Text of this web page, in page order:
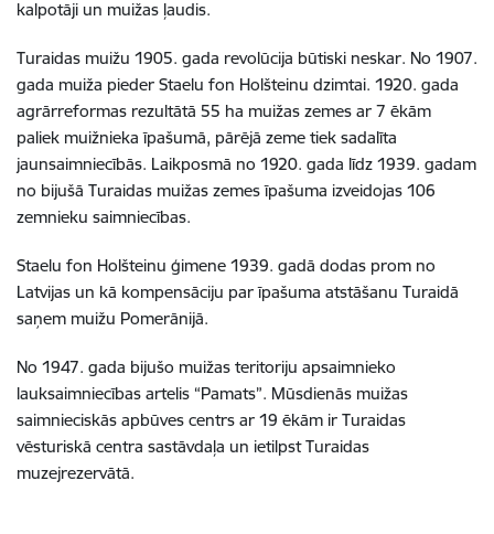
kalpotāji un muižas ļaudis.
Turaidas muižu 1905. gada revolūcija būtiski neskar. No 1907.
gada muiža pieder Staelu fon Holšteinu dzimtai. 1920. gada
agrārreformas rezultātā 55 ha muižas zemes ar 7 ēkām
paliek muižnieka īpašumā, pārējā zeme tiek sadalīta
jaunsaimniecībās. Laikposmā no 1920. gada līdz 1939. gadam
no bijušā Turaidas muižas zemes īpašuma izveidojas 106
zemnieku saimniecības.
Staelu fon Holšteinu ģimene 1939. gadā dodas prom no
Latvijas un kā kompensāciju par īpašuma atstāšanu Turaidā
saņem muižu Pomerānijā.
No 1947. gada bijušo muižas teritoriju apsaimnieko
lauksaimniecības artelis “Pamats”. Mūsdienās muižas
saimnieciskās apbūves centrs ar 19 ēkām ir Turaidas
vēsturiskā centra sastāvdaļa un ietilpst Turaidas
muzejrezervātā.